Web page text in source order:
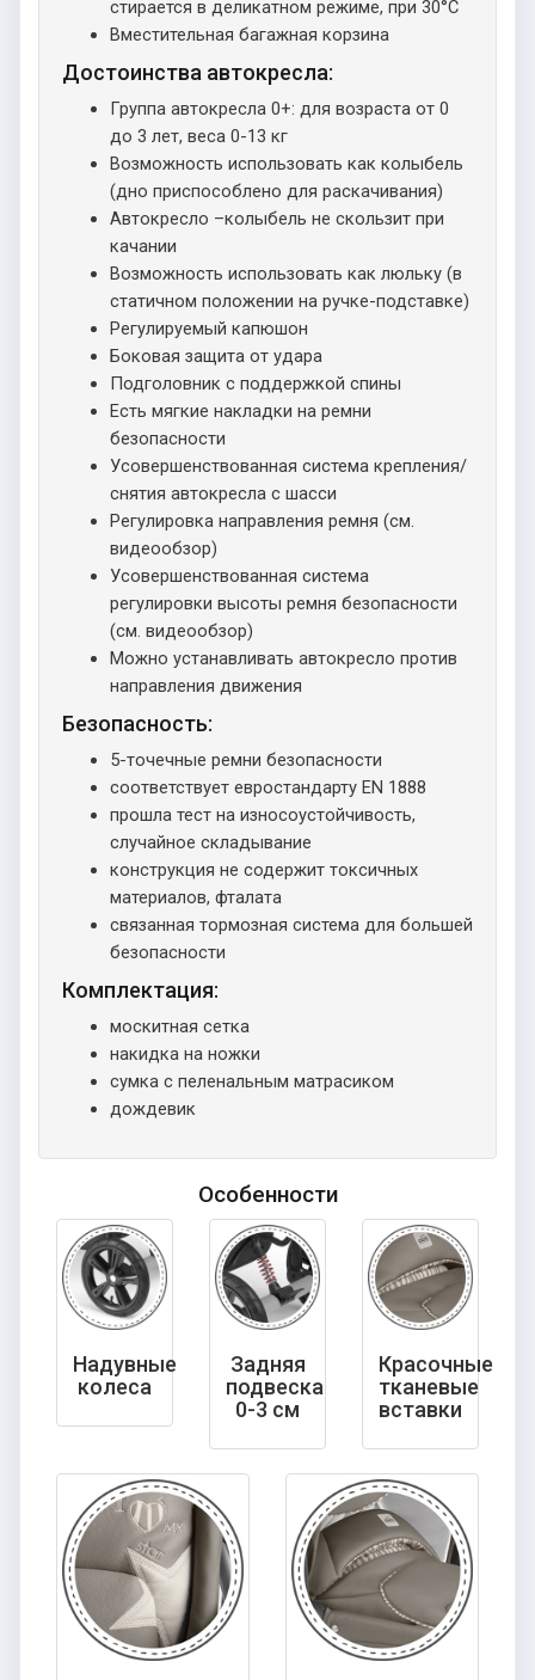
стирается в деликатном режиме, при 30°C
Вместительная багажная корзина
Достоинства автокресла:
Группа автокресла 0+: для возраста от 0
до 3 лет, веса 0-13 кг
Возможность использовать как колыбель
(дно приспособлено для раскачивания)
Автокресло –колыбель не скользит при
качании
Возможность использовать как люльку (в
статичном положении на ручке-подставке)
Регулируемый капюшон
Боковая защита от удара
Подголовник с поддержкой спины
Есть мягкие накладки на ремни
безопасности
Усовершенствованная система крепления/
снятия автокресла с шасси
Регулировка направления ремня (см.
видеообзор)
Усовершенствованная система
регулировки высоты ремня безопасности
(см. видеообзор)
Можно устанавливать автокресло против
направления движения
Безопасность:
5-точечные ремни безопасности
соответствует евростандарту EN 1888
прошла тест на износоустойчивость,
случайное складывание
конструкция не содержит токсичных
материалов, фталата
связанная тормозная система для большей
безопасности
Комплектация:
москитная сетка
накидка на ножки
сумка с пеленальным матрасиком
дождевик
Особенности
Надувные
колеса
Задняя
подвеска
0-3 см
Красочные
тканевые
вставки